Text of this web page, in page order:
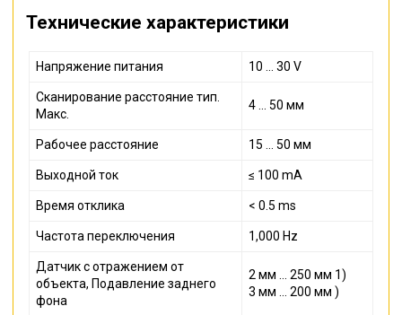
Технические характеристики
Напряжение питания 10 ... 30 V
Сканирование расстояние тип.
Макс.
4 ... 50 мм
Рабочее расстояние 15 ... 50 мм
Выходной ток ≤ 100 mA
Время отклика < 0.5 ms
Частота переключения 1,000 Hz
Датчик с отражением от
объекта, Подавление заднего
фона
2 мм ... 250 мм 1)
3 мм ... 200 мм )